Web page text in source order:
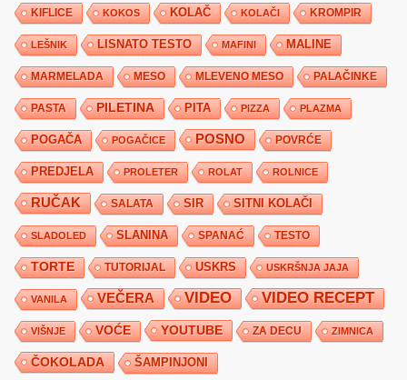
KIFLICE KOKOS KOLAČ KOLAČI KROMPIR
LEŠNIK LISNATO TESTO MAFINI MALINE
MARMELADA MESO MLEVENO MESO PALAČINKE
PASTA PILETINA PITA PIZZA PLAZMA
POGAČA POGAČICE POSNO POVRĆE
PREDJELA PROLETER ROLAT ROLNICE
RUČAK SALATA SIR SITNI KOLAČI
SLADOLED SLANINA SPANAĆ TESTO
TORTE TUTORIJAL USKRS USKRŠNJA JAJA
VANILA VEČERA VIDEO VIDEO RECEPT
VIŠNJE VOĆE YOUTUBE ZA DECU ZIMNICA
ČOKOLADA ŠAMPINJONI